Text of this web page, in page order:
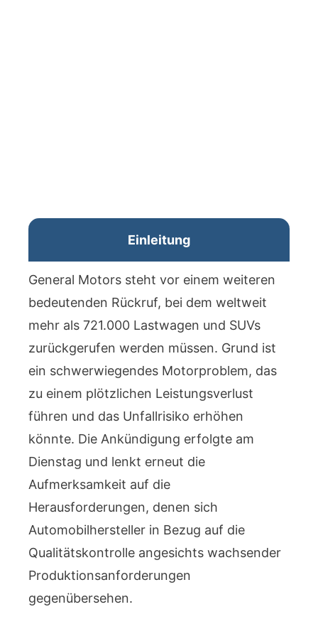
Einleitung
General Motors steht vor einem weiteren
bedeutenden Rückruf, bei dem weltweit
mehr als 721.000 Lastwagen und SUVs
zurückgerufen werden müssen. Grund ist
ein schwerwiegendes Motorproblem, das
zu einem plötzlichen Leistungsverlust
führen und das Unfallrisiko erhöhen
könnte. Die Ankündigung erfolgte am
Dienstag und lenkt erneut die
Aufmerksamkeit auf die
Herausforderungen, denen sich
Automobilhersteller in Bezug auf die
Qualitätskontrolle angesichts wachsender
Produktionsanforderungen
gegenübersehen.